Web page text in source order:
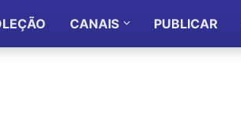
CANAIS PUBLICAR